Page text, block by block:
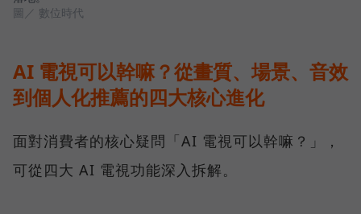
圖／ 數位時代
AI 電視可以幹嘛？從畫質、場景、音效
到個人化推薦的四大核心進化
面對消費者的核心疑問「AI 電視可以幹嘛？」，
可從四大 AI 電視功能深入拆解。